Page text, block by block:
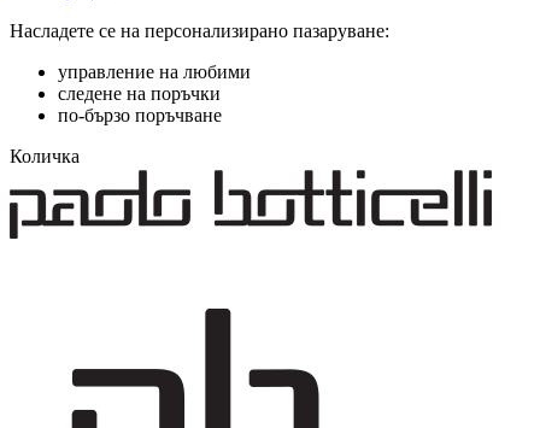
Насладете се на персонализирано пазаруване:
управление на любими
следене на поръчки
по-бързо поръчване
Количка